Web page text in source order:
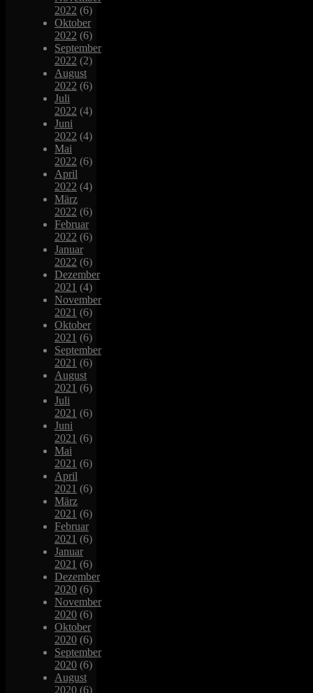
2022 (6)
Oktober
2022 (6)
September
2022 (2)
August
2022 (6)
Juli
2022 (4)
Juni
2022 (4)
Mai
2022 (6)
April
2022 (4)
März
2022 (6)
Februar
2022 (6)
Januar
2022 (6)
Dezember
2021 (4)
November
2021 (6)
Oktober
2021 (6)
September
2021 (6)
August
2021 (6)
Juli
2021 (6)
Juni
2021 (6)
Mai
2021 (6)
April
2021 (6)
März
2021 (6)
Februar
2021 (6)
Januar
2021 (6)
Dezember
2020 (6)
November
2020 (6)
Oktober
2020 (6)
September
2020 (6)
August
2020 (6)